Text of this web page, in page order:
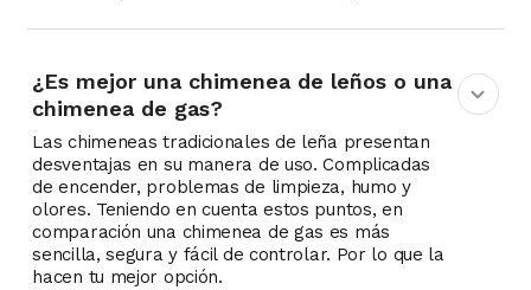
¿Es mejor una chimenea de leños o una
chimenea de gas?
Las chimeneas tradicionales de leña presentan
desventajas en su manera de uso. Complicadas
de encender, problemas de limpieza, humo y
olores. Teniendo en cuenta estos puntos, en
comparación una chimenea de gas es más
sencilla, segura y fácil de controlar. Por lo que la
hacen tu mejor opción.